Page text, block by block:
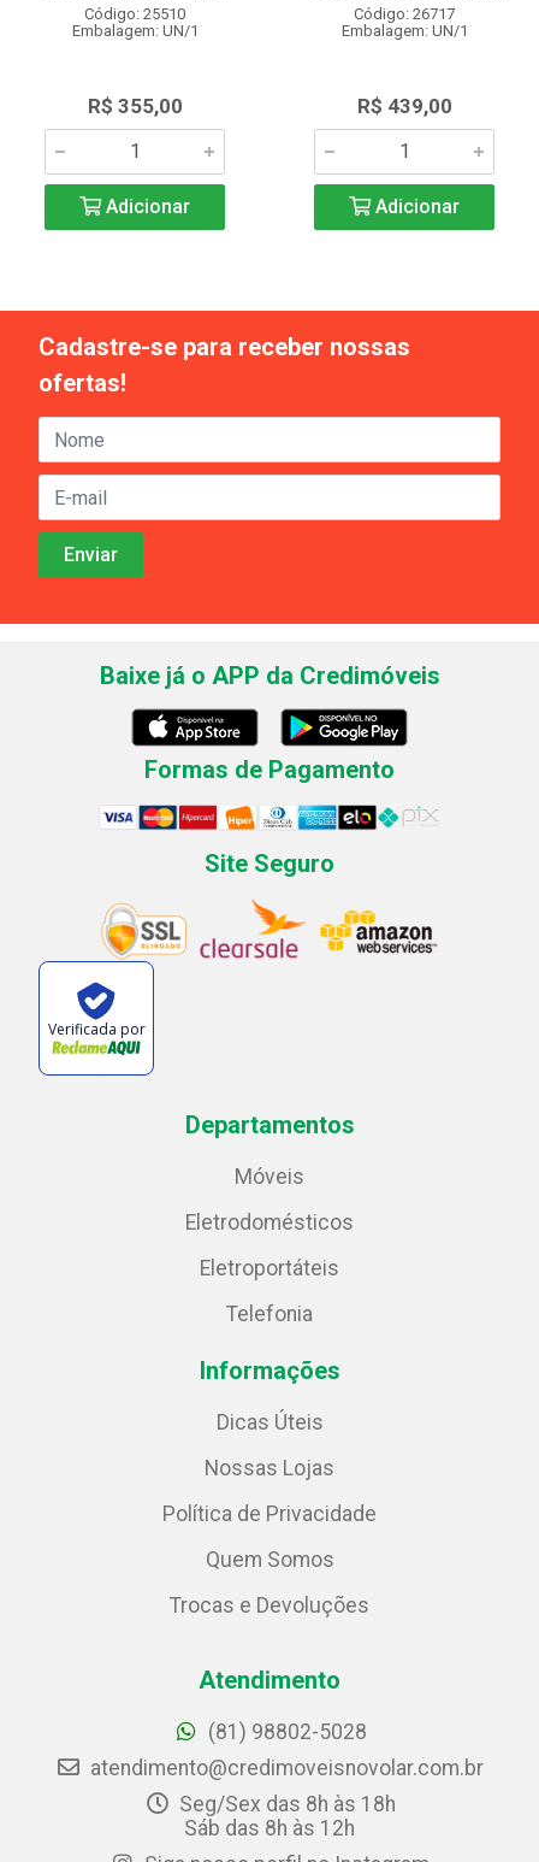
Código: 25510
Embalagem: UN/1
R$ 355,00
Adicionar
Código: 26717
Embalagem: UN/1
R$ 439,00
Adicionar
Cadastre-se para receber nossas
ofertas!
Baixe já o APP da Credimóveis
Formas de Pagamento
Site Seguro
Verificada por
Departamentos
Móveis
Eletrodomésticos
Eletroportáteis
Telefonia
Informações
Dicas Úteis
Nossas Lojas
Política de Privacidade
Quem Somos
Trocas e Devoluções
Atendimento
(81) 98802-5028
atendimento@credimoveisnovolar.com.br
Seg/Sex das 8h às 18h
Sáb das 8h às 12h